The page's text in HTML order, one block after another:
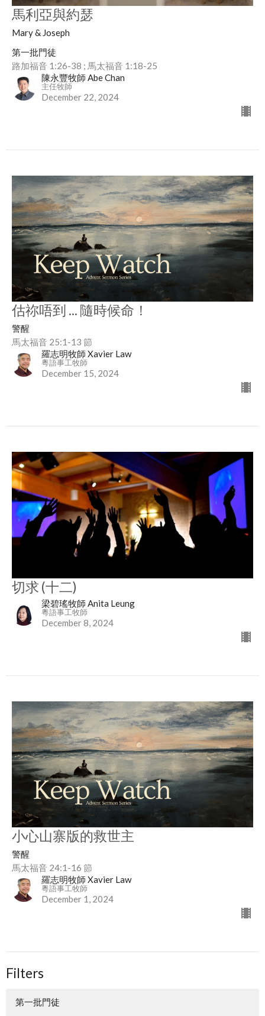
馬利亞與約瑟
Mary & Joseph
第一批門徒
路加福音 1:26-38 ; 馬太福音 1:18-25
陳永豐牧師 Abe Chan
主任牧師
December 22, 2024
估祢唔到 ... 隨時候命！
警醒
馬太福音 25:1-13 節
羅志明牧師 Xavier Law
粵語事工牧師
December 15, 2024
切求 (十二)
梁碧瑤牧師 Anita Leung
粵語事工牧師
December 8, 2024
小心山寨版的救世主
警醒
馬太福音 24:1-16 節
羅志明牧師 Xavier Law
粵語事工牧師
December 1, 2024
Filters
第一批門徒